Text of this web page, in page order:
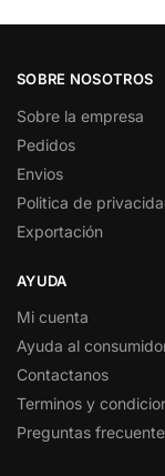
SOBRE NOSOTROS
Sobre la empresa
Pedidos
Envios
Politica de
Exportación
AYUDA
Mi cuenta
Ayuda al
Contactanos
Terminos y
Preguntas